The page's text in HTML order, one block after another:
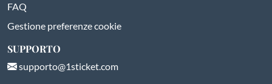
FAQ
Gestione preferenze cookie
SUPPORTO
supporto@1sticket.com